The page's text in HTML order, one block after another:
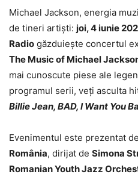
Michael Jackson, energia
de tineri artiști: joi, 4 iunie
Radio găzduiește concertul
The Music of Michael
mai cunoscute piese ale
programul serii, veți asculta
Billie Jean, BAD, I Want You
Evenimentul este prezentat de
România, dirijat de Simona
Romanian Youth Jazz